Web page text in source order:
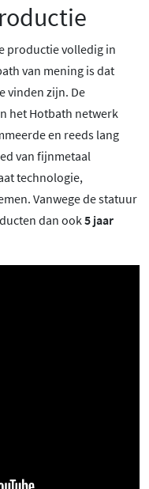
productie volledig in
van mening is dat
vinden zijn. De
het Hotbath netwerk
en reeds lang
van fijnmetaal
technologie,
Vanwege de statuur
dan ook5 jaar